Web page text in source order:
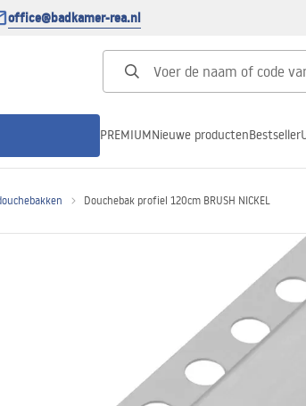
office@badkamer-rea.nl
PREMIUMNieuwe productenBestseller
Douchebak profiel 120cm BRUSH NICKEL